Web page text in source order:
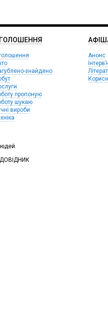
знайдено
пропоную
шукаю
вироби
Анонс
ДОВІДНИК